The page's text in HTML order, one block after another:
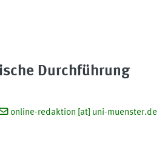
Durchführung
online-redaktion [at] uni-muenster.de